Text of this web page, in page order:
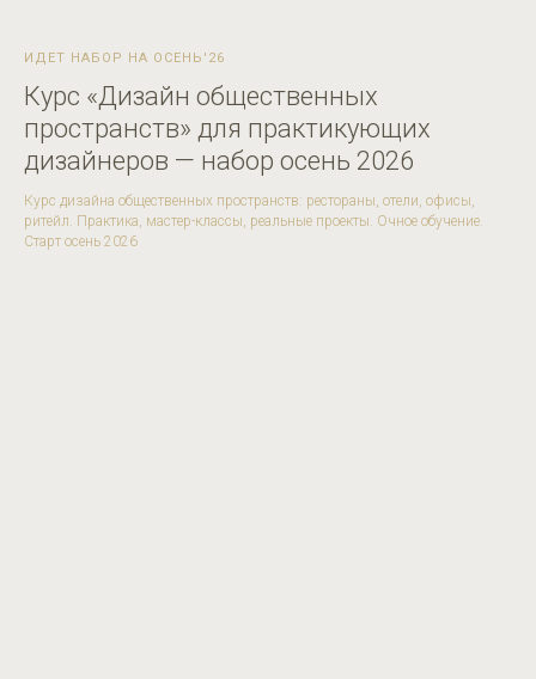
ИДЕТ НАБОР НА ОСЕНЬ'26
Курс «Дизайн общественных
пространств» для практикующих
дизайнеров — набор осень 2026
Курс дизайна общественных пространств: рестораны, отели, офисы,
ритейл. Практика, мастер-классы, реальные проекты. Очное обучение.
Старт осень 2026